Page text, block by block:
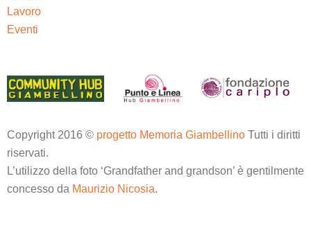
Lavoro
Eventi
Copyright 2016 © progetto Memoria Giambellino Tutti i diritti
riservati.
L’utilizzo della foto ‘Grandfather and grandson’ è gentilmente
concesso da Maurizio Nicosia.